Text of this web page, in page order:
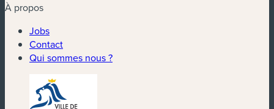
À propos
Jobs
Contact
Qui sommes nous ?